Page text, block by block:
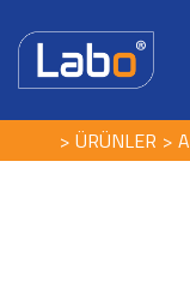
ÜRÜNLER